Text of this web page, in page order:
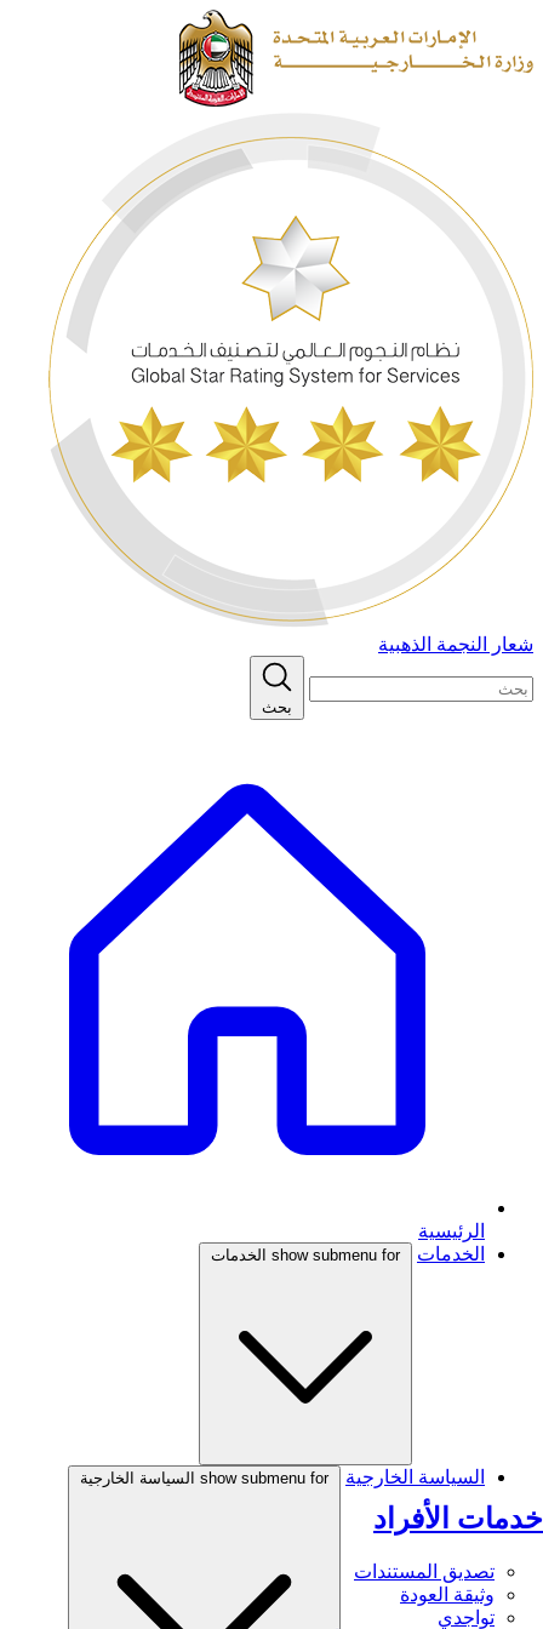
شعار النجمة الذهبية
بحث
الرئيسية
الخدمات
show submenu for الخدمات
خدمات الأفراد
تصديق المستندات
وثيقة العودة
تواجدي
السياسة الخارجية show submenu for السياسة الخارجية